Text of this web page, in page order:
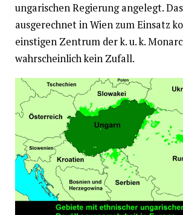
ungarischen Regierung angelegt.
ausgerechnet in Wien zum Einsatz
einstigen Zentrum der k. u. k.
wahrscheinlich kein Zufall.